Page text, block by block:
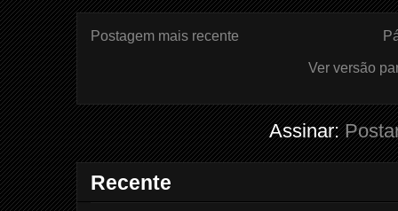
Postagem mais recente
Ver versão
Assinar:
Recente